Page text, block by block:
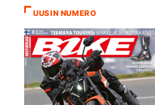
UUSIN NUMERO